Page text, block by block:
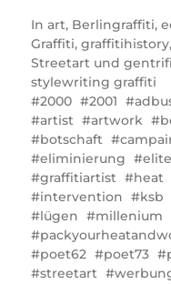
In art, Berlingraffiti,
Graffiti, graffitihistory,
Streetart und
stylewriting graffiti
2000
2001
artist
artwork
botschaft
eliminierung
elite
graffitiartist
heat
intervention
ksb
lügen
millenium
poet62
poet73
streetart